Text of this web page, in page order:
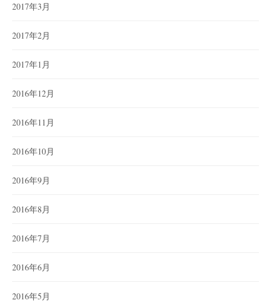
2017年3月
2017年2月
2017年1月
2016年12月
2016年11月
2016年10月
2016年9月
2016年8月
2016年7月
2016年6月
2016年5月